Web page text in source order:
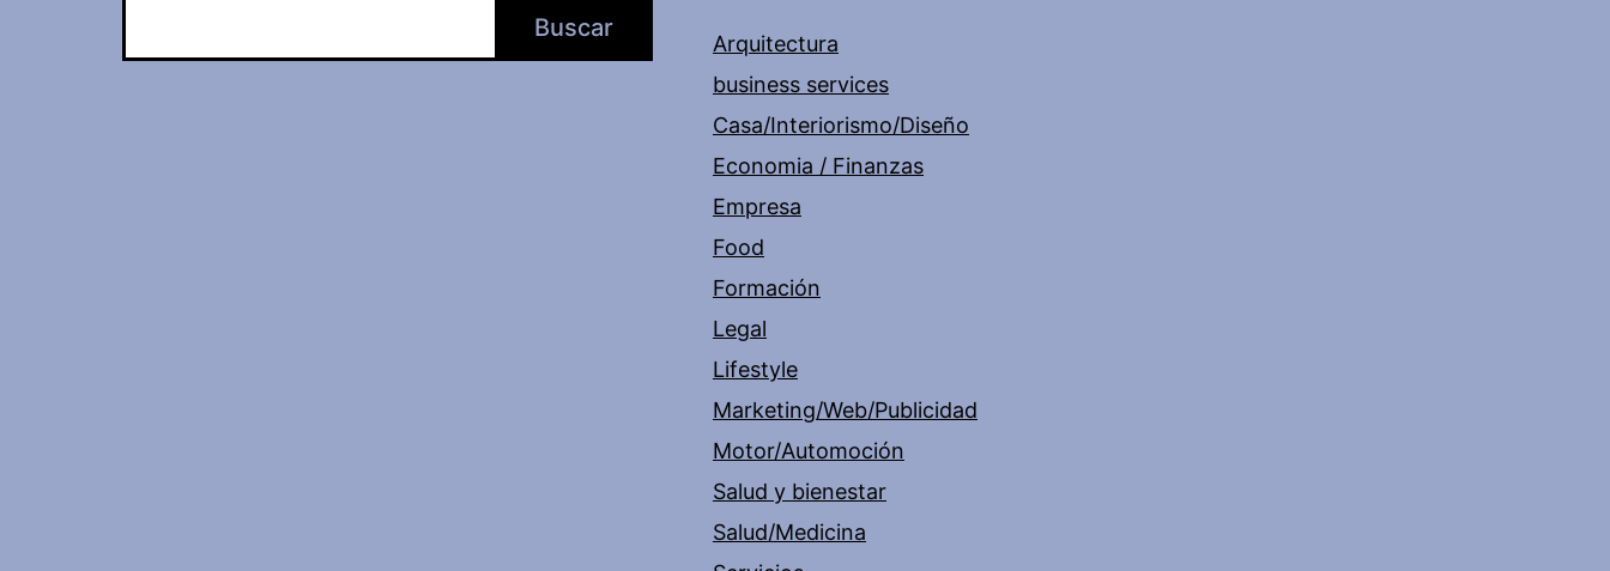
Buscar
Arquitectura
business services
Casa/Interiorismo/Diseño
Economia / Finanzas
Empresa
Food
Formación
Legal
Lifestyle
Marketing/Web/Publicidad
Motor/Automoción
Salud y bienestar
Salud/Medicina